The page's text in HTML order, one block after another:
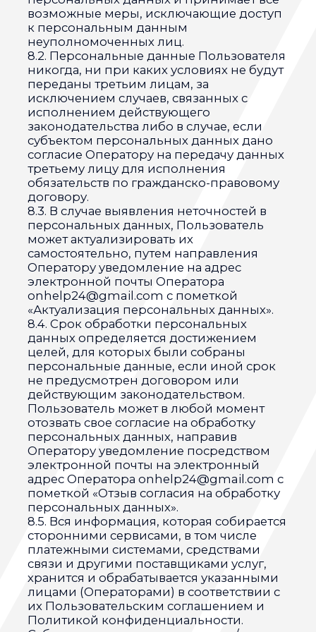
ONHELP 2021 ©
ИП Басенко Оксана Владимировна
ИНН 260603210026
ОГРНИП 320265100067847
Ставропольский край
г. Ставрополь, ул. Спартака, 2
г. Ставрополь, пер. Троицкий, 4
Адрес
Партнёры
«Гемотест» — международная сеть
лабораторий и
исследовательских центров
Пансионат
Дом престарелых
Статьи
Акции
Контакты
Патронажная служба
Отзывы
Условия обработки данных
Публичная оферта
Политика конфиденциальности